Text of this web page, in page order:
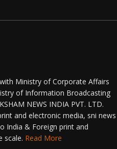
with Ministry of Corporate Affairs
of Information Broadcasting
NEWS INDIA PVT. LTD.
and electronic media, sni news
India & Foreign print and
scale. Read More